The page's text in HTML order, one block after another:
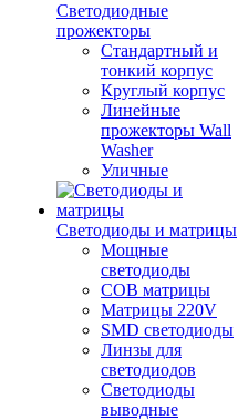
Светодиодные
прожекторы
Стандартный и
тонкий корпус
Круглый корпус
Линейные
прожекторы Wall
Washer
Уличные
Светодиоды и матрицы
Мощные
светодиоды
COB матрицы
Матрицы 220V
SMD светодиоды
Линзы для
светодиодов
Светодиоды
выводные